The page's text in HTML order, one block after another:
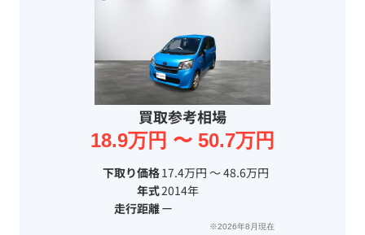
買取参考相場
18.9万円 〜 50.7万円
下取り価格17.4万円 〜 48.6万円
年式2014年
走行距離ー
※2026年8月現在